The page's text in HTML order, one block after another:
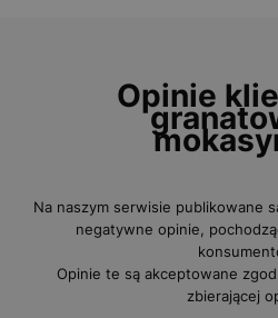
Opinie
Na naszym serwisie publikowane
negatywne opinie,
Opinie te są akceptowane
zbierającej